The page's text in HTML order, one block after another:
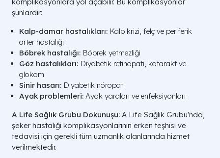
şunlardır:
Kalp-damar hastalıkları: Kalp krizi, felç ve periferik
arter hastalığı
Böbrek hastalığı: Böbrek yetmezliği
Göz hastalıkları: Diyabetik retinopati, katarakt ve
glokom
Sinir hasarı: Diyabetik nöropati
Ayak problemleri: Ayak yaraları ve enfeksiyonları
A Life Sağlık Grubu Dokunuşu: A Life Sağlık Grubu'nda,
şeker hastalığı komplikasyonlarının erken teşhisi ve
tedavisi için gerekli tüm uzmanlık alanlarında hizmet
verilmektedir.